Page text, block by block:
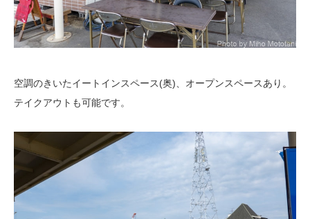
空調のきいたイートインスペース(奥)、オープンスペースあり。
テイクアウトも可能です。